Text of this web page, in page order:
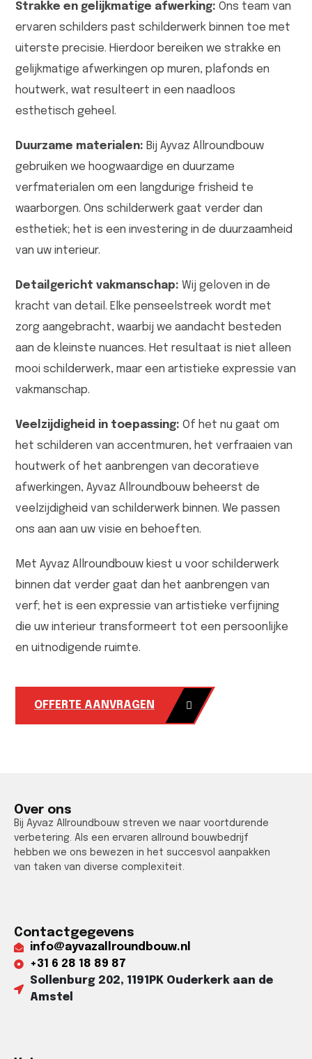
Strakke en gelijkmatige afwerking: Ons team van
ervaren schilders past schilderwerk binnen toe met
uiterste precisie. Hierdoor bereiken we strakke en
gelijkmatige afwerkingen op muren, plafonds en
houtwerk, wat resulteert in een naadloos
esthetisch geheel.
Duurzame materialen: Bij Ayvaz Allroundbouw
gebruiken we hoogwaardige en duurzame
verfmaterialen om een langdurige frisheid te
waarborgen. Ons schilderwerk gaat verder dan
esthetiek; het is een investering in de duurzaamheid
van uw interieur.
Detailgericht vakmanschap: Wij geloven in de
kracht van detail. Elke penseelstreek wordt met
zorg aangebracht, waarbij we aandacht besteden
aan de kleinste nuances. Het resultaat is niet alleen
mooi schilderwerk, maar een artistieke expressie van
vakmanschap.
Veelzijdigheid in toepassing: Of het nu gaat om
het schilderen van accentmuren, het verfraaien van
houtwerk of het aanbrengen van decoratieve
afwerkingen, Ayvaz Allroundbouw beheerst de
veelzijdigheid van schilderwerk binnen. We passen
ons aan aan uw visie en behoeften.
Met Ayvaz Allroundbouw kiest u voor schilderwerk
binnen dat verder gaat dan het aanbrengen van
verf; het is een expressie van artistieke verfijning
die uw interieur transformeert tot een persoonlijke
en uitnodigende ruimte.
OFFERTE AANVRAGEN
Over ons
Bij Ayvaz Allroundbouw streven we naar voortdurende
verbetering. Als een ervaren allround bouwbedrijf
hebben we ons bewezen in het succesvol aanpakken
van taken van diverse complexiteit.
Contactgegevens
info@ayvazallroundbouw.nl
+31 6 28 18 89 87​
Sollenburg 202, 1191PK Ouderkerk aan de
Amstel​